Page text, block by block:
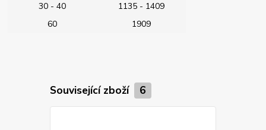
30 - 40
1135 - 1409
60
1909
Související zboží 6